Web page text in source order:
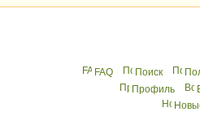
FAQ Поиск
Профиль